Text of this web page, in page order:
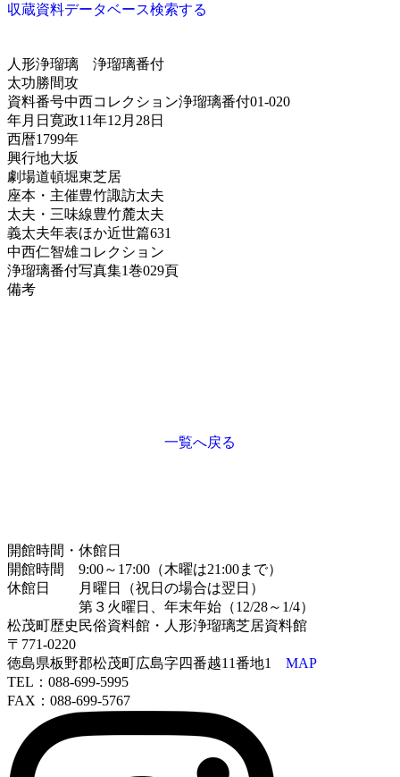
収蔵資料データベース検索する
人形浄瑠璃 浄瑠璃番付
太功勝間攻
資料番号中西コレクション浄瑠璃番付01-020
年月日 寛政11年12月28日
西暦1799年
興行地大坂
劇場道頓堀東芝居
座本・主催豊竹諏訪太夫
太夫・三味線豊竹麓太夫
義太夫年表ほか近世篇631
中西仁智雄コレクション
浄瑠璃番付写真集1巻029頁
備考
一覧へ戻る
開館時間・休館日
開館時間 9:00～17:00（木曜は21:00まで）
休館日 月曜日（祝日の場合は翌日）
第３火曜日、年末年始（12/28～1/4）
松茂町歴史民俗資料館・人形浄瑠璃芝居資料館
〒771-0220
徳島県板野郡松茂町広島字四番越11番地1 MAP
TEL：088-699-5995
FAX：088-699-5767